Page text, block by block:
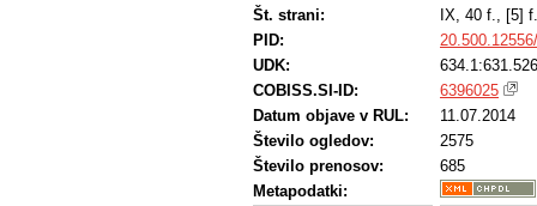
Št. strani:
IX, 40 f., [5]
PID:
UDK:
COBISS.SI-ID:
6396025
Datum objave v RUL:
11.07.2014
Število ogledov:
2575
Število prenosov:
685
Metapodatki: